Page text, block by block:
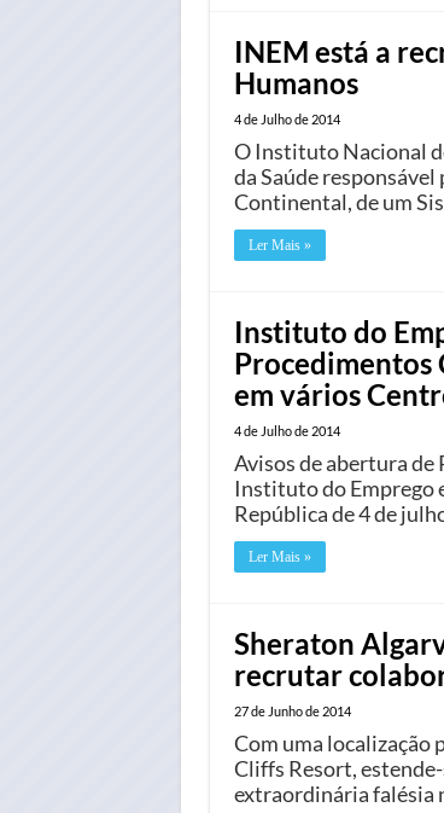
INEM está a
Humanos
4 de Julho de 2014
O Instituto Nacional
da Saúde
Continental, de um
Ler Mais »
Instituto do
Procedimentos
em vários
4 de Julho de 2014
Avisos de abertura
Instituto do Emprego
República de 4 de
Ler Mais »
Sheraton
recrutar
27 de Junho de 2014
Com uma localização
Cliffs Resort,
extraordinária falésia